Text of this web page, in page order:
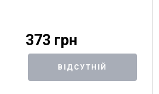
373 грн
ВІДСУТНІЙ